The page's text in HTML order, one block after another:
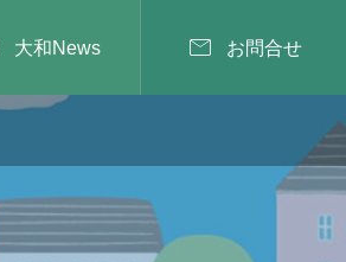
大和News  お問合せ